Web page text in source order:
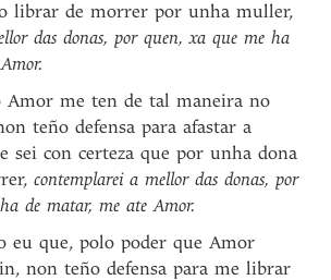
librar de morrer por unha muller,
das donas, por quen, xa que me ha
Amor me ten de tal maneira no
teño defensa para afastar a
sei con certeza que por unha dona
contemplarei a mellor das donas, por
de matar, me ate Amor.
eu que, polo poder que Amor
non teño defensa para me librar